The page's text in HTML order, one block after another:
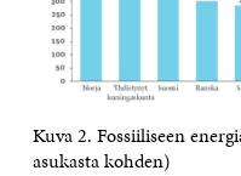
Kuva 2. Fossiiliseen
asukasta kohden)